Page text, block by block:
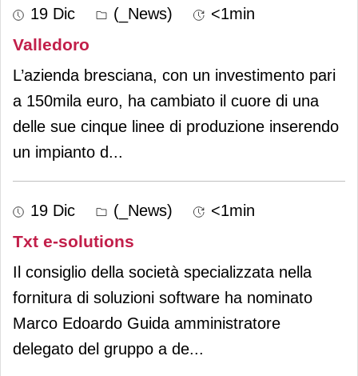
19 Dic (_News) <1min
Valledoro
L’azienda bresciana, con un investimento pari
a 150mila euro, ha cambiato il cuore di una
delle sue cinque linee di produzione inserendo
un impianto d...
19 Dic (_News) <1min
Txt e-solutions
Il consiglio della società specializzata nella
fornitura di soluzioni software ha nominato
Marco Edoardo Guida amministratore
delegato del gruppo a de...